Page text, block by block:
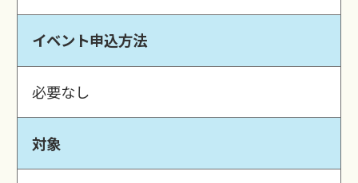
イベント申込方法
必要なし
対象